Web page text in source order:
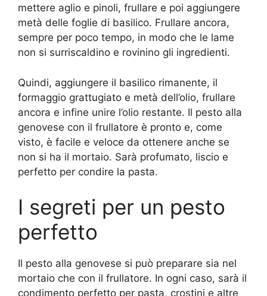
mettere aglio e pinoli, frullare e poi aggiungere
metà delle foglie di basilico. Frullare ancora,
sempre per poco tempo, in modo che le lame
non si surriscaldino e rovinino gli ingredienti.
Quindi, aggiungere il basilico rimanente, il
formaggio grattugiato e metà dell’olio, frullare
ancora e infine unire l’olio restante. Il pesto alla
genovese con il frullatore è pronto e, come
visto, è facile e veloce da ottenere anche se
non si ha il mortaio. Sarà profumato, liscio e
perfetto per condire la pasta.
I segreti per un pesto
perfetto
Il pesto alla genovese si può preparare sia nel
mortaio che con il frullatore. In ogni caso, sarà il
condimento perfetto per pasta, crostini e altre